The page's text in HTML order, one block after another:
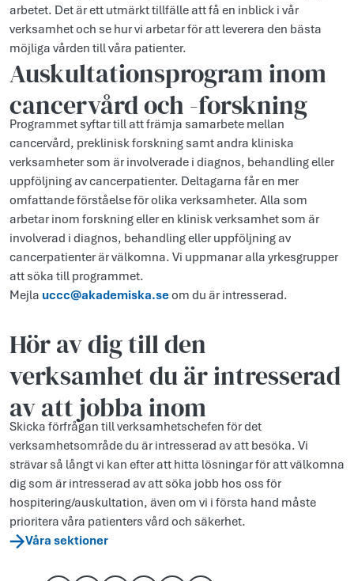
arbetet. Det är ett utmärkt tillfälle att få en inblick i vår
verksamhet och se hur vi arbetar för att leverera den bästa
möjliga vården till våra patienter.
Auskultationsprogram inom
cancervård och -forskning
Programmet syftar till att främja samarbete mellan
cancervård, preklinisk forskning samt andra kliniska
verksamheter som är involverade i diagnos, behandling eller
uppföljning av cancerpatienter. Deltagarna får en mer
omfattande förståelse för olika verksamheter. Alla som
arbetar inom forskning eller en klinisk verksamhet som är
involverad i diagnos, behandling eller uppföljning av
cancerpatienter är välkomna. Vi uppmanar alla yrkesgrupper
att söka till programmet.
Mejla uccc@akademiska.seom du är intresserad.
Hör av dig till den
verksamhet du är intresserad
av att jobba inom
Skicka förfrågan till verksamhetschefen för det
verksamhetsområde du är intresserad av att besöka. Vi
strävar så långt vi kan efter att hitta lösningar för att välkomna
dig som är intresserad av att söka jobb hos oss för
hospitering/auskultation, även om vi i första hand måste
prioritera våra patienters vård och säkerhet.
Våra sektioner